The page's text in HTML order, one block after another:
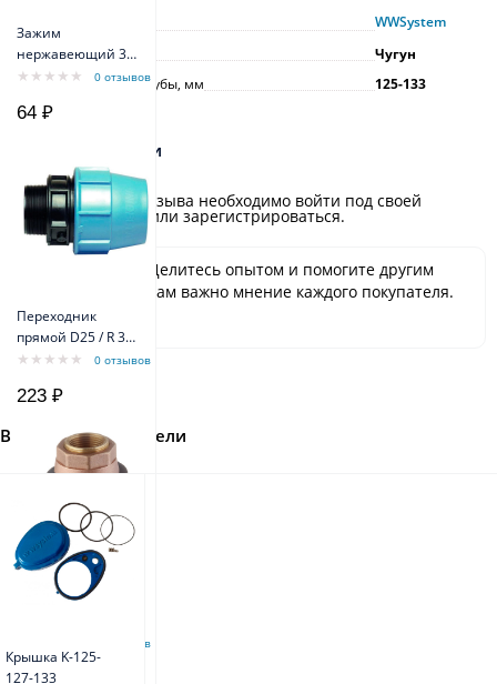
Зажим
нержавеющий 3
mm
0 отзывов
64 ₽
Переходник
прямой D25 / R 3/4
(НР) PN10 PPE
0 отзывов
223 ₽
PTL 1" Адаптер
0 отзывов
3 867 ₽
WWSystem
Материал
Чугун
Диаметр обсадной трубы, мм
125-133
Отзывы и оценки
Для добавления отзыва необходимо войти под своей
учётной записью или зарегистрироваться.
Будьте первым! Делитесь опытом и помогите другим
сделать выбор. Нам важно мнение каждого покупателя.
Спасибо!
Вы недавно смотрели
Крышка K-125-
127-133